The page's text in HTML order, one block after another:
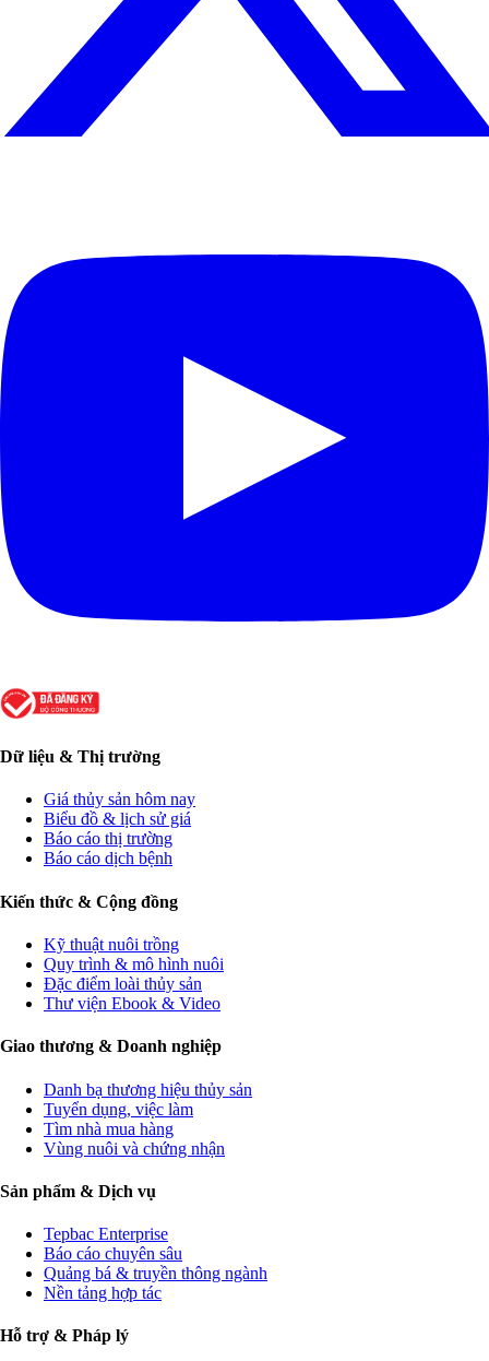
Dữ liệu & Thị trường
Giá thủy sản hôm nay
Biểu đồ & lịch sử giá
Báo cáo thị trường
Báo cáo dịch bệnh
Kiến thức & Cộng đồng
Kỹ thuật nuôi trồng
Quy trình & mô hình nuôi
Đặc điểm loài thủy sản
Thư viện Ebook & Video
Giao thương & Doanh nghiệp
Danh bạ thương hiệu thủy sản
Tuyển dụng, việc làm
Tìm nhà mua hàng
Vùng nuôi và chứng nhận
Sản phẩm & Dịch vụ
Tepbac Enterprise
Báo cáo chuyên sâu
Quảng bá & truyền thông ngành
Nền tảng hợp tác
Hỗ trợ & Pháp lý